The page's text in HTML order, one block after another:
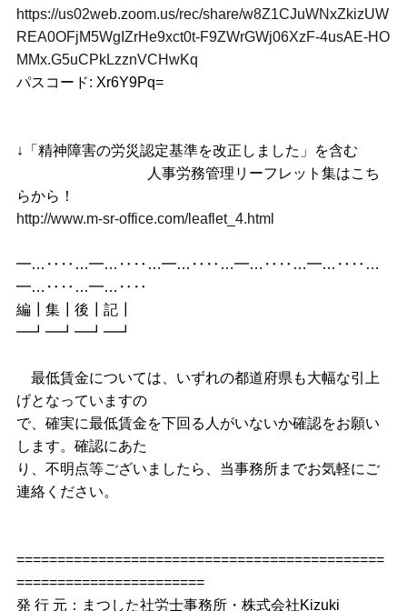
https://us02web.zoom.us/rec/share/w8Z1CJuWNxZkizUW
REA0OFjM5WgIZrHe9xct0t-F9ZWrGWj06XzF-4usAE-HO
MMx.G5uCPkLzznVCHwKq
パスコード: Xr6Y9Pq=
↓「精神障害の労災認定基準を改正しました」を含む
人事労務管理リーフレット集はこち
らから！
http://www.m-sr-office.com/leaflet_4.html
━…‥‥…━…‥‥…━…‥‥…━…‥‥…━…‥‥…
━…‥‥…━…‥‥
編┃集┃後┃記┃
━┛━┛━┛━┛
最低賃金については、いずれの都道府県も大幅な引上
げとなっていますの
で、確実に最低賃金を下回る人がいないか確認をお願い
します。確認にあた
り、不明点等ございましたら、当事務所までお気軽にご
連絡ください。
=============================================
=======================
発 行 元：まつした社労士事務所・株式会社Kizuki